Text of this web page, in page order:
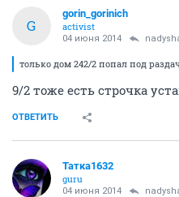
G
gorin_gorinich
activist
04 июня 2014
только дом 242/2 попал под
9/2 тоже есть строчка
ОТВЕТИТЬ
Татка1632
guru
04 июня 2014